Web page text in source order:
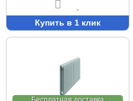
Купить в 1 клик